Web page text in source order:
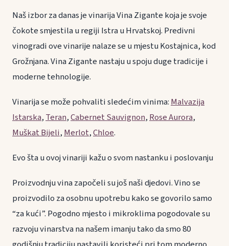
Naš izbor za danas je vinarija Vina Zigante koja je svoje
čokote smjestila u regiji Istra u Hrvatskoj. Predivni
vinogradi ove vinarije nalaze se u mjestu Kostajnica, kod
Grožnjana. Vina Zigante nastaju u spoju duge tradicije i
moderne tehnologije.
Vinarija se može pohvaliti sledećim vinima:Malvazija
Istarska,Teran,Cabernet Sauvignon,Rose Aurora,
Muškat Bijeli,Merlot,Chloe.
Evo šta u ovoj vinariji kažu o svom nastanku i poslovanju
Proizvodnju vina započeli su još naši djedovi. Vino se
proizvodilo za osobnu upotrebu kako se govorilo samo
“za kući”. Pogodno mjesto i mikroklima pogodovale su
razvoju vinarstva na našem imanju tako da smo 80